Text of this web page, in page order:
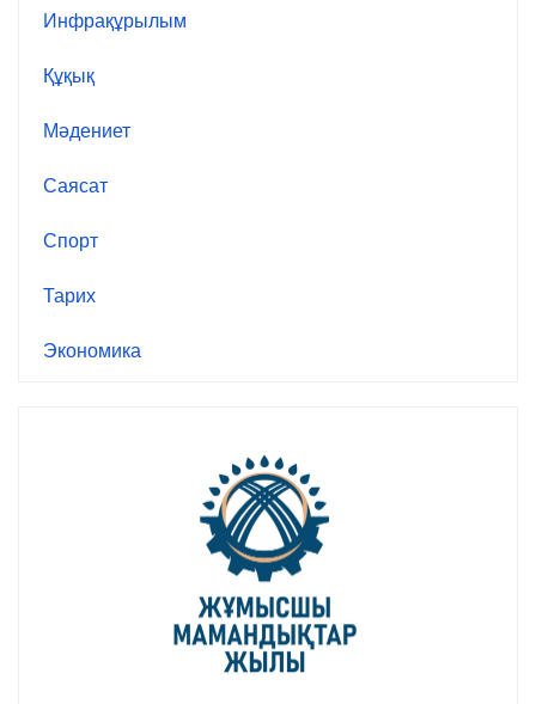
Инфрақұрылым
Құқық
Мәдениет
Саясат
Спорт
Тарих
Экономика